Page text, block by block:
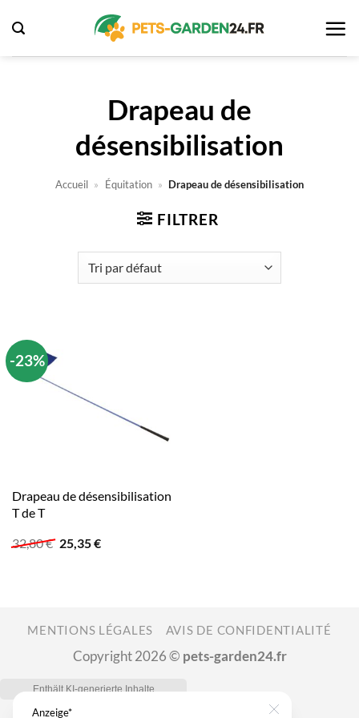
au
contenu
Drapeau de
désensibilisation
Accueil » Équitation » Drapeau de désensibilisation
FILTRER
-23%
Drapeau de désensibilisation
T de T
32,80€ Le
prix
25,35€Le
MENTIONS LÉGALES AVIS DE CONFIDENTIALITÉ
Copyright 2026 © pets-garden24.fr
Anzeige*